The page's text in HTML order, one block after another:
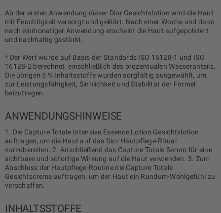
Ab der ersten Anwendung dieser Dior Gesichtslotion wird die Haut
mit Feuchtigkeit versorgt und geklärt. Nach einer Woche und dann
nach einmonatiger Anwendung erscheint die Haut aufgepolstert
und nachhaltig gestärkt.
* Der Wert wurde auf Basis der Standards ISO 16128-1 und ISO
16128-2 berechnet, einschließlich des prozentualen Wasseranteils.
Die übrigen 5 % Inhaltsstoffe wurden sorgfältig ausgewählt, um
zur Leistungsfähigkeit, Sinnlichkeit und Stabilität der Formel
beizutragen.
ANWENDUNGSHINWEISE
1. Die Capture Totale Intensive Essence Lotion Gesichtslotion
auftragen, um die Haut auf das Dior Hautpflege-Ritual
vorzubereiten. 2. Anschließend das Capture Totale Serum für eine
sichtbare und sofortige Wirkung auf die Haut verwenden. 3. Zum
Abschluss der Hautpflege-Routine die Capture Totale
Gesichtscreme auftragen, um der Haut ein Rundum-Wohlgefühl zu
verschaffen.
INHALTSSTOFFE